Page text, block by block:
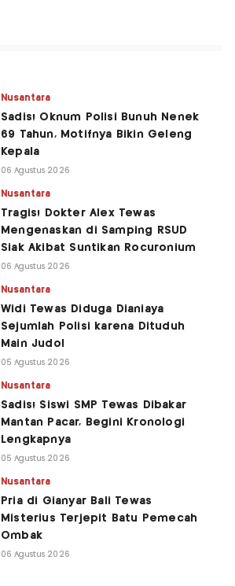
Nusantara
Sadis! Oknum Polisi Bunuh Nenek
69 Tahun, Motifnya Bikin Geleng
Kepala
06 Agustus 2026
Nusantara
Tragis! Dokter Alex Tewas
Mengenaskan di Samping RSUD
Siak Akibat Suntikan Rocuronium
06 Agustus 2026
Nusantara
Widi Tewas Diduga Dianiaya
Sejumlah Polisi karena Dituduh
Main Judol
05 Agustus 2026
Nusantara
Sadis! Siswi SMP Tewas Dibakar
Mantan Pacar, Begini Kronologi
Lengkapnya
05 Agustus 2026
Nusantara
Pria di Gianyar Bali Tewas
Misterius Terjepit Batu Pemecah
Ombak
06 Agustus 2026